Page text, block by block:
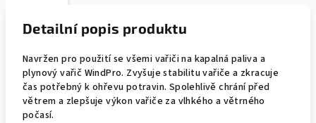
Detailní popis produktu
Navržen pro použití se všemi vařiči na kapalná paliva a
plynový vařič WindPro. Zvyšuje stabilitu vařiče a zkracuje
čas potřebný k ohřevu potravin. Spolehlivě chrání před
větrem a zlepšuje výkon vařiče za vlhkého a větrného
počasí.